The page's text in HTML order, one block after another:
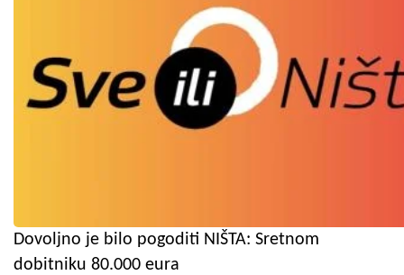
Dovoljno je bilo pogoditi NIŠTA: Sretnom
dobitniku 80.000 eura